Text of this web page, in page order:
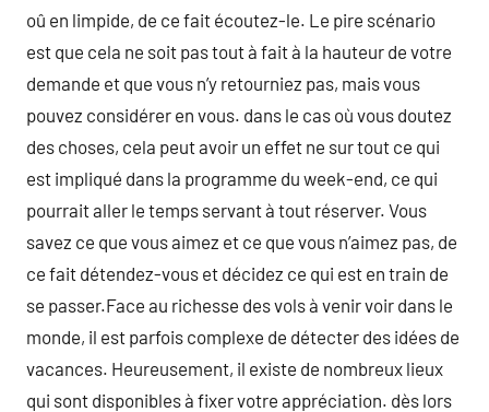
oû en limpide, de ce fait écoutez-le. Le pire scénario
est que cela ne soit pas tout à fait à la hauteur de votre
demande et que vous n’y retourniez pas, mais vous
pouvez considérer en vous. dans le cas où vous doutez
des choses, cela peut avoir un effet ne sur tout ce qui
est impliqué dans la programme du week-end, ce qui
pourrait aller le temps servant à tout réserver. Vous
savez ce que vous aimez et ce que vous n’aimez pas, de
ce fait détendez-vous et décidez ce qui est en train de
se passer.Face au richesse des vols à venir voir dans le
monde, il est parfois complexe de détecter des idées de
vacances. Heureusement, il existe de nombreux lieux
qui sont disponibles à fixer votre appréciation. dès lors